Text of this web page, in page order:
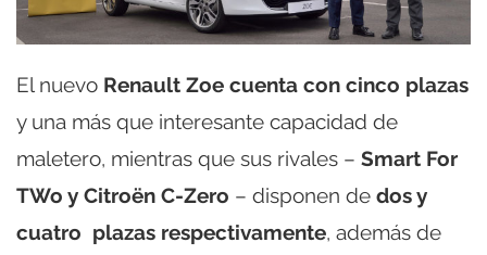
El nuevo Renault Zoe cuenta con cinco plazas
y una más que interesante capacidad de
maletero, mientras que sus rivales – Smart For
TWo y Citroën C-Zero – disponen de dos y
cuatro plazas respectivamente, además de